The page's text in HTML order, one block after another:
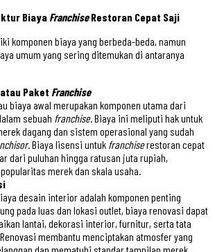
Biaya FranchiseRestoran Cepat Saji
komponen biaya yang berbeda-beda, namun
umum yang sering ditemukan di antaranya
Paket Franchise
biaya awal merupakan komponen utama dari
sebuah franchise. Biaya ini meliputi hak untuk
dagang dan sistem operasional yang sudah
. Biaya lisensi untuk franchiserestoran cepat
dari puluhan hingga ratusan juta rupiah,
merek dan skala usaha.
desain interior adalah komponen penting
pada luas dan lokasi outlet, biaya renovasi dapat
lantai, dekorasi interior, furnitur, serta tata
membantu menciptakan atmosfer yang
dan mematuhi standar tampilan merek